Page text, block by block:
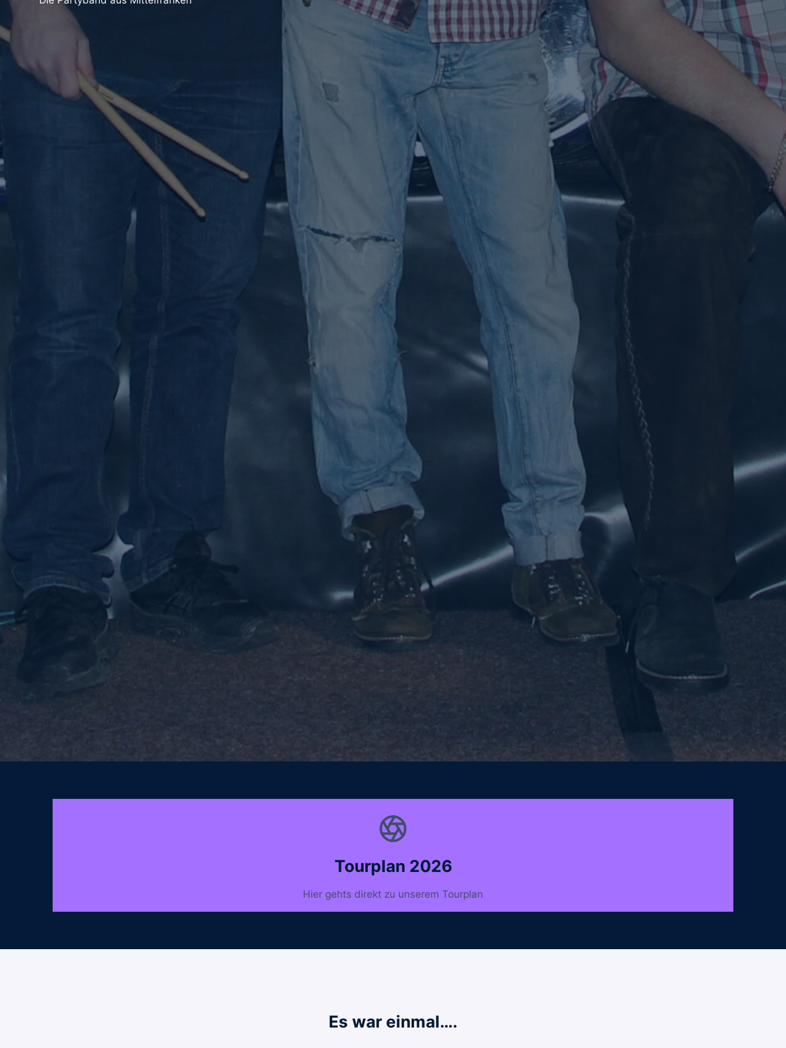
Tourplan 2026
Hier gehts direkt zu unserem Tourplan
Es war einmal….